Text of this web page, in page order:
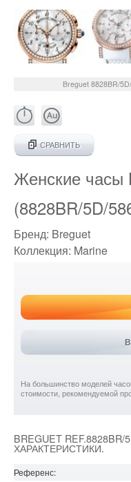
Breguet 8828BR/
СРАВНИТЬ
Женские часы
(8828BR/5D/
Бренд: Breguet
Коллекция: Marine
На большинство моделей
стоимости, рекомендуемой
BREGUET
ХАРАКТЕРИСТИКИ.
Референс: